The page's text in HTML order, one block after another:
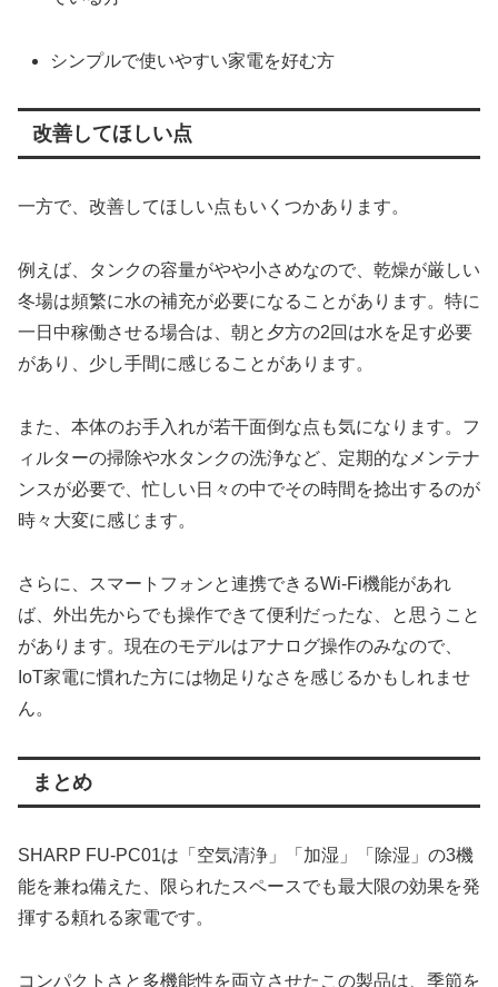
シンプルで使いやすい家電を好む方
改善してほしい点
一方で、改善してほしい点もいくつかあります。
例えば、タンクの容量がやや小さめなので、乾燥が厳しい
冬場は頻繁に水の補充が必要になることがあります。特に
一日中稼働させる場合は、朝と夕方の2回は水を足す必要
があり、少し手間に感じることがあります。
また、本体のお手入れが若干面倒な点も気になります。フ
ィルターの掃除や水タンクの洗浄など、定期的なメンテナ
ンスが必要で、忙しい日々の中でその時間を捻出するのが
時々大変に感じます。
さらに、スマートフォンと連携できるWi-Fi機能があれ
ば、外出先からでも操作できて便利だったな、と思うこと
があります。現在のモデルはアナログ操作のみなので、
IoT家電に慣れた方には物足りなさを感じるかもしれませ
ん。
まとめ
SHARP FU-PC01は「空気清浄」「加湿」「除湿」の3機
能を兼ね備えた、限られたスペースでも最大限の効果を発
揮する頼れる家電です。
コンパクトさと多機能性を両立させたこの製品は、季節を